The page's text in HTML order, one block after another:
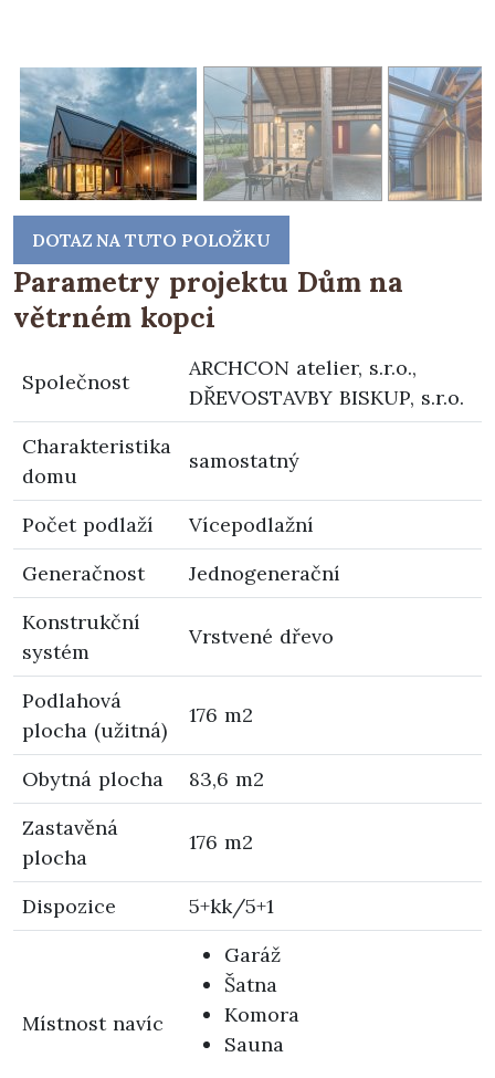
DOTAZ NA TUTO POLOŽKU
Parametry projektu Dům na
větrném kopci
Společnost
ARCHCON atelier, s.r.o.,
DŘEVOSTAVBY BISKUP, s.r.o.
Charakteristika
domu
samostatný
Počet podlaží
Vícepodlažní
Generačnost
Jednogenerační
Konstrukční
systém
Vrstvené dřevo
Podlahová
plocha (užitná)
176 m2
Obytná plocha
83,6 m2
Zastavěná
plocha
176 m2
Dispozice 5+kk/5+1
Místnost navíc
Garáž
Šatna
Komora
Sauna